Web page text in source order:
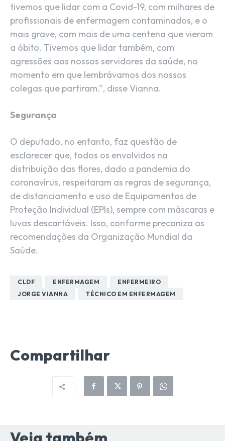
tivemos que lidar com a Covid-19, com milhares de
profissionais de enfermagem contaminados, e o
mais grave, com mais de uma centena que vieram
a óbito. Tivemos que lidar também, com
agressões aos nossos servidores da saúde, no
momento em que lembrávamos dos nossos
colegas que partiram.”, disse Vianna.
Segurança
O deputado, no entanto, faz questão de
esclarecer que, todos os envolvidos na
distribuição das flores, dado a pandemia do
coronavírus, respeitaram as regras de segurança,
de distanciamento e uso de Equipamentos de
Proteção Individual (EPIs), sempre com máscaras e
luvas descartáveis. Isso, conforme preconiza as
recomendações da Organização Mundial da
Saúde.
CLDF ENFERMAGEM
ENFERMEIRO
JORGE VIANNA
TÉCNICO EM ENFERMAGEM
Compartilhar